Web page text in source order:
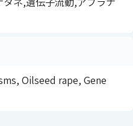
Oilseed rape, Gene